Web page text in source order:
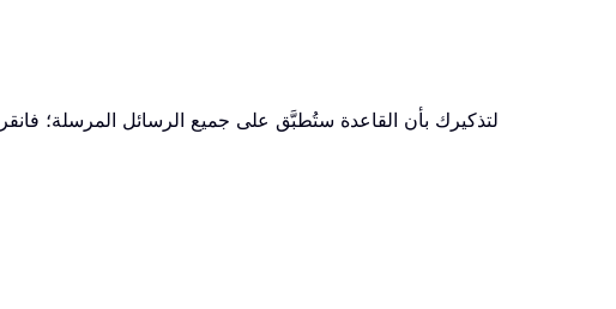
لتذكيرك بأن القاعدة ستُطبَّق على جميع الرسائل المرسلة؛ فانقر